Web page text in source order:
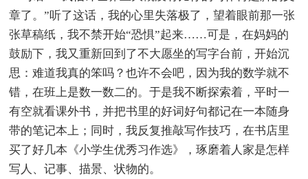
章了。”听了这话，我的心里失落极了，望着眼前那一张
张草稿纸，我不禁开始“恐惧”起来……可是，在妈妈的
鼓励下，我又重新回到了不大愿坐的写字台前，开始沉
思：难道我真的笨吗？也许不会吧，因为我的数学就不
错，在班上是数一数二的。于是我不断探索着，平时一
有空就看课外书，并把书里的好词好句都记在一本随身
带的笔记本上；同时，我反复推敲写作技巧，在书店里
买了好几本《小学生优秀习作选》，琢磨着人家是怎样
写人、记事、描景、状物的。